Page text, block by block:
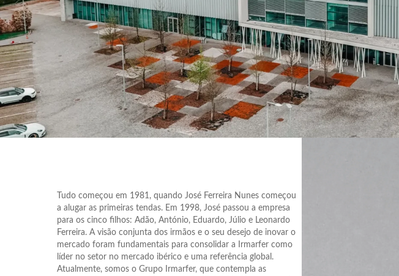
Tudo começou em 1981, quando José Ferreira Nunes começou
a alugar as primeiras tendas. Em 1998, José passou a empresa
para os cinco filhos: Adão, António, Eduardo, Júlio e Leonardo
Ferreira. A visão conjunta dos irmãos e o seu desejo de inovar o
mercado foram fundamentais para consolidar a Irmarfer como
líder no setor no mercado ibérico e uma referência global.
Atualmente, somos o Grupo Irmarfer, que contempla as